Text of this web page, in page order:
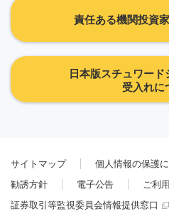
責任ある機関投資
日本版スチュワー
受入れに
サイトマップ
個人情報の保護
勧誘方針
電子公告 ご利
証券取引等監視委員会情報提供窓口